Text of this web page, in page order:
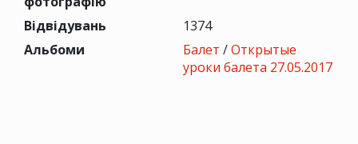
Відвідувань
1374
Альбоми
Балет /Открытые
уроки балета 27.05.2017